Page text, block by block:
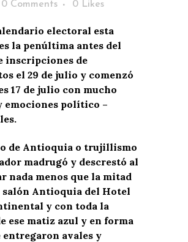
0 Comments 0 Likes
electoral esta
la penúltima antes del
inscripciones de
el 29 de julio y comenzó
17 de julio con mucho
emociones político –
de Antioquia o trujillismo
madrugó y descrestó al
nada menos que la mitad
salón Antioquia del Hotel
y con toda la
ese matiz azul y en forma
entregaron avales y